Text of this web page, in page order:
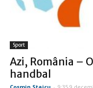
Sport
Azi, România –
handbal